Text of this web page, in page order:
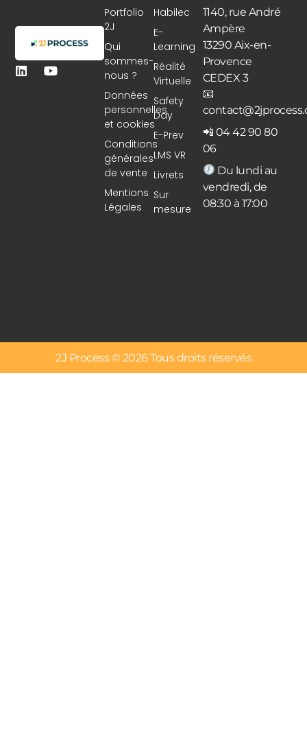
Habilec
E-
Learning
Réalité
Virtuelle
Safety
Day
E-Prev
LMS VR
Livrets
Sur
mesure
Portfolio
2J
Qui
sommes-
nous ?
Données
personnelles
et cookies
Conditions
générales
de vente
Mentions
Légales
1140, rue André
Ampère
13290 Aix-en-
Provence
CEDEX 3
📧
📲 04 42 90 80
06
Du lundi au
vendredi, de
08:30 à 17:00
2J Process © 2026 Tous droits réservés